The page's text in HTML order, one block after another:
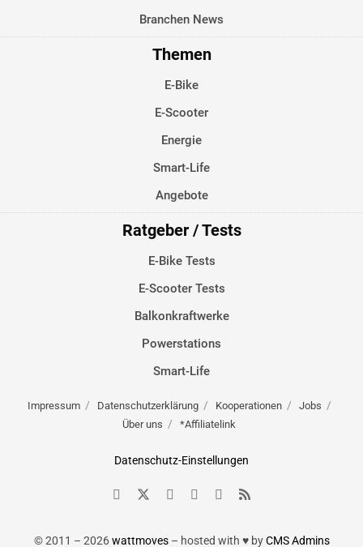
Branchen News
Themen
E-Bike
E-Scooter
Energie
Smart-Life
Angebote
Ratgeber / Tests
E-Bike Tests
E-Scooter Tests
Balkonkraftwerke
Powerstations
Smart-Life
Impressum Datenschutzerklärung Kooperationen
Jobs
Über uns
*Affiliatelink
Datenschutz-Einstellungen
© 2011 – 2026wattmoves– hosted with ♥ byCMS Admins